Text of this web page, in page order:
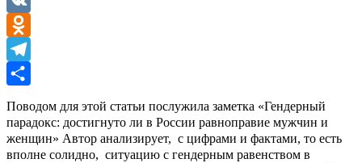
VK
Odnoklassniki
Telegram
Поводом для этой статьи послужила заметка «Гендерный
парадокс: достигнуто ли в России равноправие мужчин и
женщин» Автор анализирует, с цифрами и фактами, то есть
вполне солидно, ситуацию с гендерным равенством в